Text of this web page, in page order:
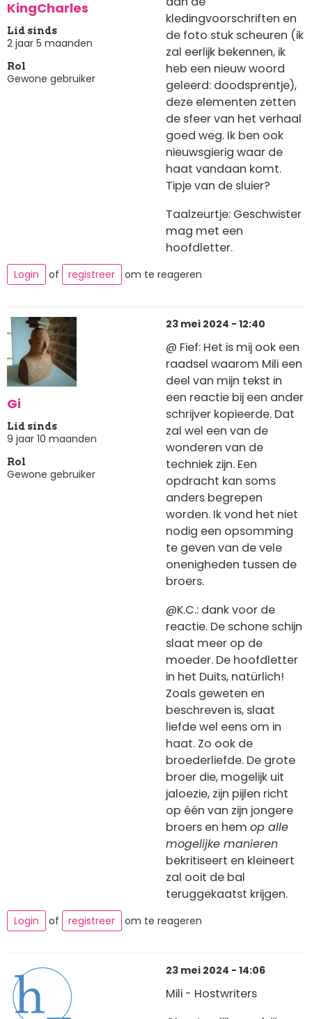
KingCharles
Lid sinds
2 jaar 5 maanden
Rol
Gewone gebruiker
kledingvoorschriften en
de foto stuk scheuren (ik
zal eerlijk bekennen, ik
heb een nieuw woord
geleerd: doodsprentje),
deze elementen zetten
de sfeer van het verhaal
goed weg. Ik ben ook
nieuwsgierig waar de
haat vandaan komt.
Tipje van de sluier?
Taalzeurtje: Geschwister
mag met een
hoofdletter.
Login of registreer om te reageren
Gi
Lid sinds
9 jaar 10 maanden
Rol
Gewone gebruiker
23 mei 2024 - 12:40
@ Fief: Het is mij ook een
raadsel waarom Mili een
deel van mijn tekst in
een reactie bij een ander
schrijver kopieerde. Dat
zal wel een van de
wonderen van de
techniek zijn. Een
opdracht kan soms
anders begrepen
worden. Ik vond het niet
nodig een opsomming
te geven van de vele
onenigheden tussen de
broers.
@K.C.: dank voor de
reactie. De schone schijn
slaat meer op de
moeder. De hoofdletter
in het Duits, natürlich!
Zoals geweten en
beschreven is, slaat
liefde wel eens om in
haat. Zo ook de
broederliefde. De grote
broer die, mogelijk uit
jaloezie, zijn pijlen richt
op één van zijn jongere
broers en hem op alle
mogelijke manieren
bekritiseert en kleineert
zal ooit de bal
teruggekaatst krijgen.
Login of registreer om te reageren
23 mei 2024 - 14:06
Mili - Hostwriters